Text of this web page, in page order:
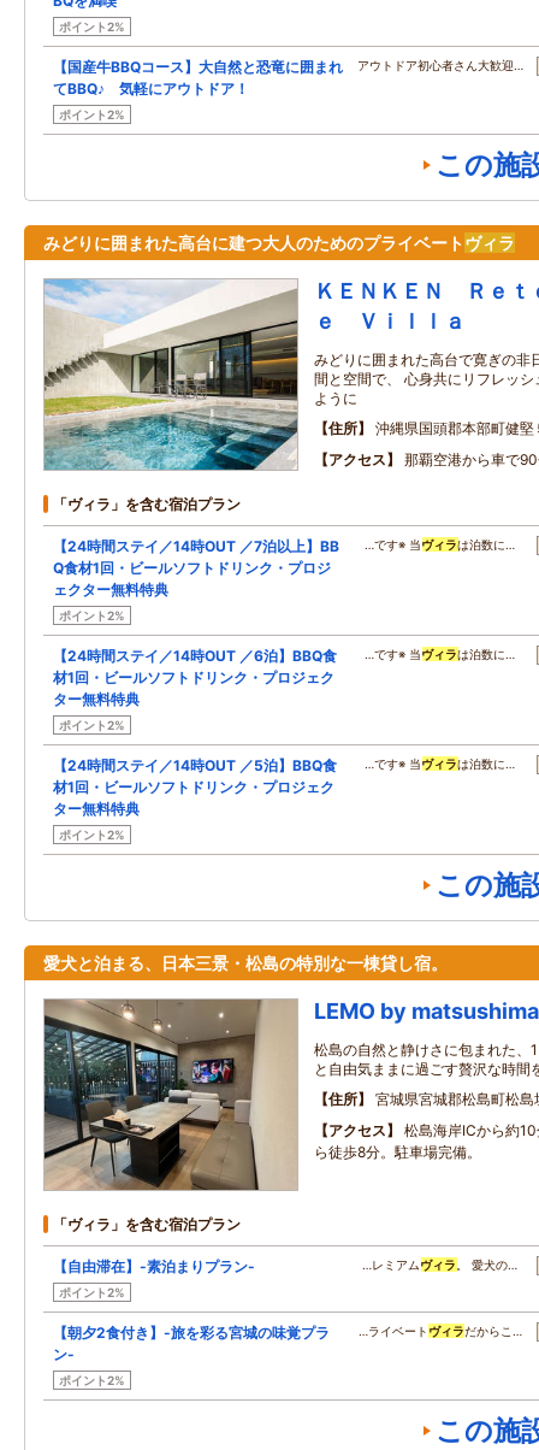
ポイント2%
【国産牛BBQコース】大自然と恐竜に囲まれ
てBBQ♪ 気軽にアウトドア！
ポイント2%
アウトドア初心者さん大歓迎…
この施
みどりに囲まれた高台に建つ大人のためのプライベートヴィラ
ＫＥＮＫＥＮ Ｒｅ
ｅ Ｖｉｌｌａ
みどりに囲まれた高台で寛ぎの非
間と空間で、 心身共にリフレッ
ように
住所
沖縄県国頭郡本部町健堅
アクセス
那覇空港から車で
「ヴィラ」を含む宿泊プラン
【24時間ステイ／14時OUT ／7泊以上】BB
Q食材1回・ビールソフトドリンク・プロジ
ェクター無料特典
ポイント2%
…です※ 当ヴィラは泊数に…
【24時間ステイ／14時OUT ／6泊】BBQ食
材1回・ビールソフトドリンク・プロジェク
ター無料特典
ポイント2%
…です※ 当ヴィラは泊数に…
【24時間ステイ／14時OUT ／5泊】BBQ食
材1回・ビールソフトドリンク・プロジェク
ター無料特典
ポイント2%
…です※ 当ヴィラは泊数に…
この施
愛犬と泊まる、日本三景・松島の特別な一棟貸し宿。
LEMO by matsushima
松島の自然と静けさに包まれた、
と自由気ままに過ごす贅沢な時間
住所
宮城県宮城郡松島町松島
アクセス
松島海岸ICから約
ら徒歩8分。駐車場完備。
「ヴィラ」を含む宿泊プラン
【自由滞在】-素泊まりプラン-
ポイント2%
…レミアムヴィラ 。 愛犬の…
【朝夕2食付き】-旅を彩る宮城の味覚プラ
ン-
ポイント2%
…ライベート ヴィラだからこ…
この施